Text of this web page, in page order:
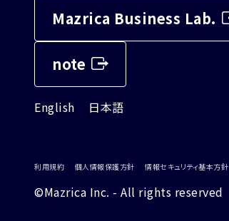
Mazrica Business Lab.
note
English 日本語
利用規約 個人情報保護方針 情報セキュリティ基本方針
©Mazrica Inc. - All rights reserved